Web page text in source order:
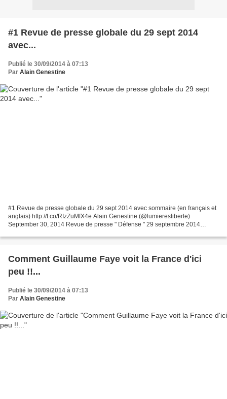
#1 Revue de presse globale du 29 sept 2014
avec...
Publié le 30/09/2014 à 07:13
Par Alain Genestine
#1 Revue de presse globale du 29 sept 2014 avec sommaire (en français et
anglais) http://t.co/RIzZuMfX4e Alain Genestine (@lumieresliberte)
September 30, 2014 Revue de presse " Défense " 29 septembre 2014
Comment Guillaume Faye voit la France d'ici
peu !!...
Publié le 30/09/2014 à 07:13
Par Alain Genestine